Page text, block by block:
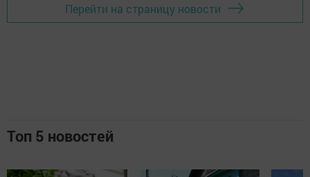
Перейти на страницу новости
Топ 5 новостей